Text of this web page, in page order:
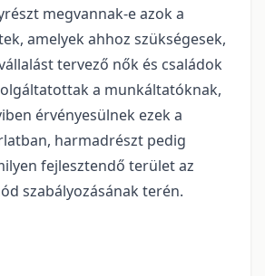
megvannak-e azok a
amelyek ahhoz szükségesek,
tervező nők és családok
a munkáltatóknak,
érvényesülnek ezek a
harmadrészt pedig
fejlesztendő terület az
szabályozásának terén.